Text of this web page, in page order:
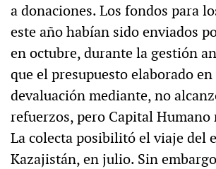
a donaciones. Los fondos para
este año habían sido enviados
en octubre, durante la gestión
que el presupuesto elaborado
devaluación mediante, no
refuerzos, pero Capital
La colecta posibilitó el viaje del
Kazajistán, en julio. Sin